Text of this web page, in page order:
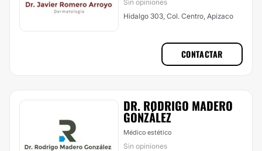
Sin opiniones
Hidalgo 303, Col. Centro, Apizaco
CONTACTAR
DR. RODRIGO MADERO
GONZÁLEZ
Médico estético
Sin opiniones